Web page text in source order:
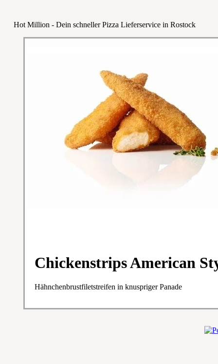
Hot Million - Dein schneller Pizza Lieferservice in Rostock
Chickenstrips American
Hähnchenbrustfiletstreifen in knuspriger Panade